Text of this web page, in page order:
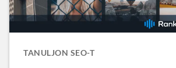
TANULJON SEO-T